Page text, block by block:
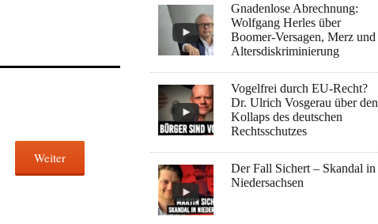
Weiter
Gnadenlose Abrechnung:
Wolfgang Herles über
Boomer-Versagen, Merz und
Altersdiskriminierung
Vogelfrei durch EU-Recht?
Dr. Ulrich Vosgerau über den
Kollaps des deutschen
Rechtsschutzes
Der Fall Sichert – Skandal in
Niedersachsen